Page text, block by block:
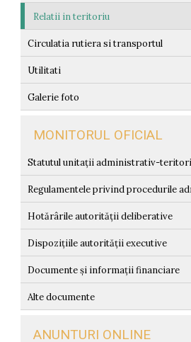
Relatii in teritoriu
Circulatia rutiera si transportul
Utilitati
Galerie foto
MONITORUL OFICIAL
Statutul unitații administrativ-
Regulamentele privind procedurile
Hotărârile autorității deliberative
Dispozițiile autorității executive
Documente și informații financiare
Alte documente
ANUNTURI ONLINE